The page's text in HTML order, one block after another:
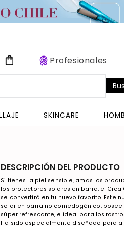
Profesionales
SKINCARE
DESCRIPCIÓN DEL PRODUCTO
Si tienes la piel sensible, amas los
los protectores solares en barra, el Cica
se convertirá en tu nuevo favorito. Este
solar en barra no comedogénico, posee
súper refrescante, e ideal para los
Ha sido especialmente diseñado para